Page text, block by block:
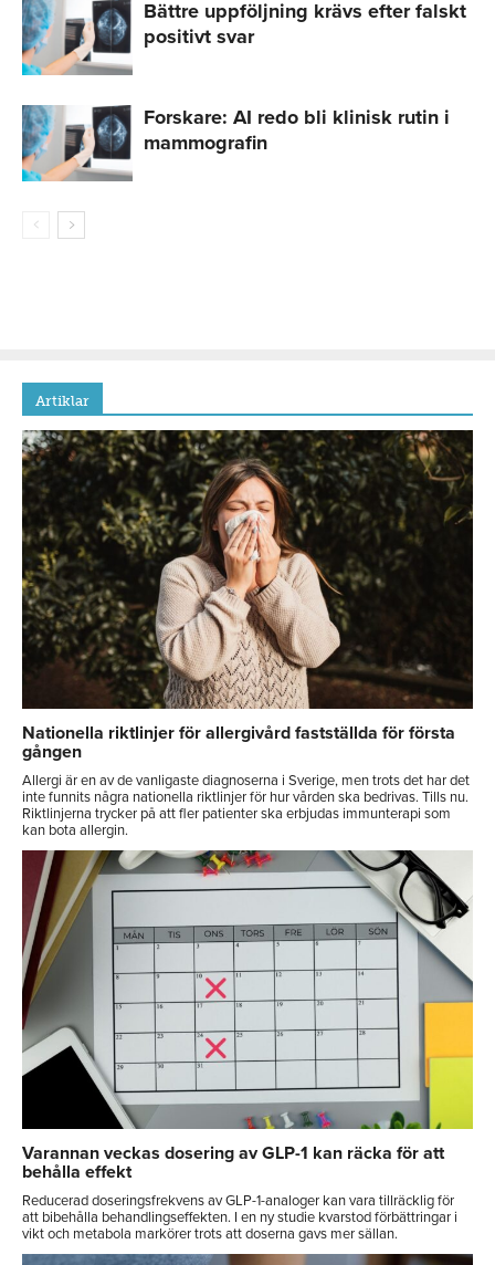
Bättre uppföljning krävs efter falskt
positivt svar
Forskare: AI redo bli klinisk rutin i
mammografin
Artiklar
Nationella riktlinjer för allergivård fastställda för första
gången
Allergi är en av de vanligaste diagnoserna i Sverige, men trots det har det
inte funnits några nationella riktlinjer för hur vården ska bedrivas. Tills nu.
Riktlinjerna trycker på att fler patienter ska erbjudas immunterapi som
kan bota allergin.
Varannan veckas dosering av GLP-1 kan räcka för att
behålla effekt
Reducerad doseringsfrekvens av GLP-1-analoger kan vara tillräcklig för
att bibehålla behandlingseffekten. I en ny studie kvarstod förbättringar i
vikt och metabola markörer trots att doserna gavs mer sällan.